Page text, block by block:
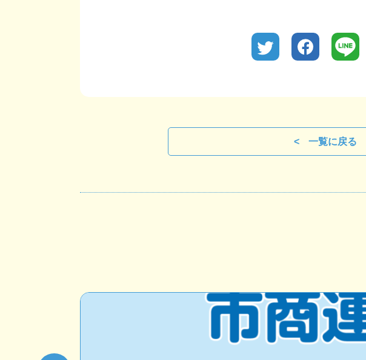
一覧に戻る